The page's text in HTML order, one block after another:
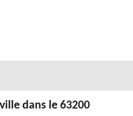
dans le 63200